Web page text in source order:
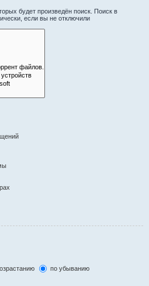
будет произведён поиск. Поиск в
если вы не отключили
по убыванию